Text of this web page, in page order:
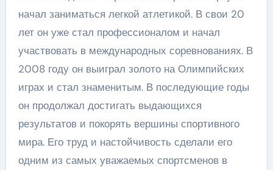
начал заниматься легкой атлетикой. В свои 20
лет он уже стал профессионалом и начал
участвовать в международных соревнованиях. В
2008 году он выиграл золото на Олимпийских
играх и стал знаменитым. В последующие годы
он продолжал достигать выдающихся
результатов и покорять вершины спортивного
мира. Его труд и настойчивость сделали его
одним из самых уважаемых спортсменов в